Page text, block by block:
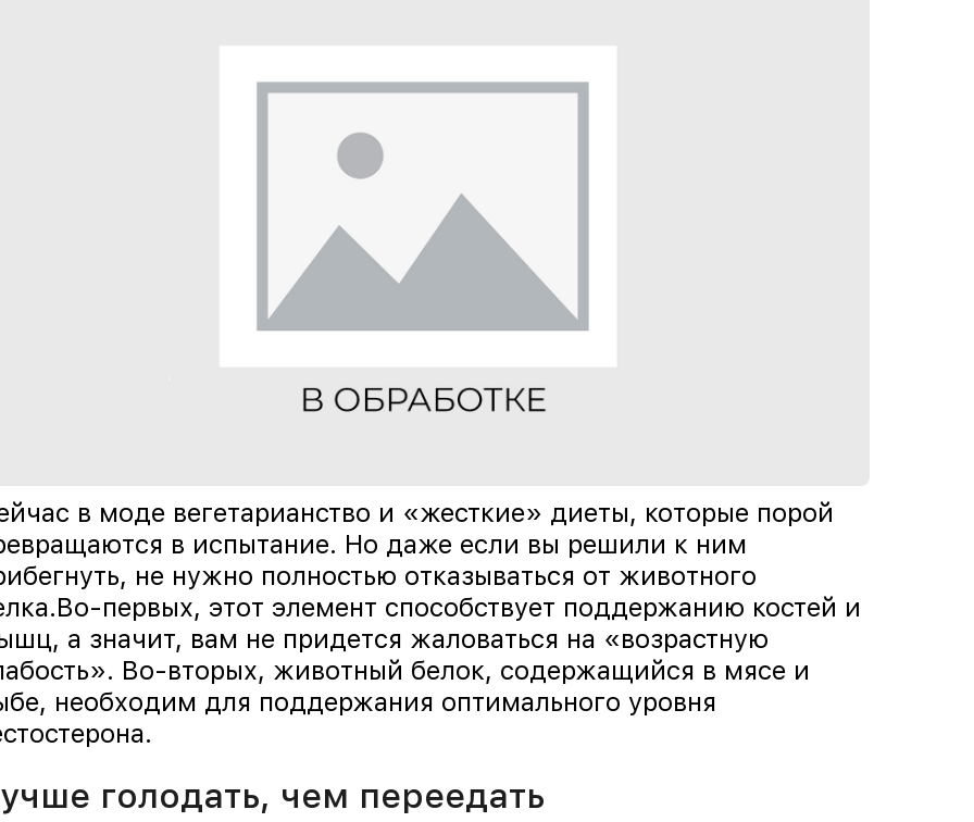
в моде вегетарианство и «жесткие» диеты, которые порой
в испытание. Но даже если вы решили к ним
не нужно полностью отказываться от животного
первых, этот элемент способствует поддержанию костей и
а значит, вам не придется жаловаться на «возрастную
Во-вторых, животный белок, содержащийся в мясе и
необходим для поддержания оптимального уровня
голодать, чем переедать